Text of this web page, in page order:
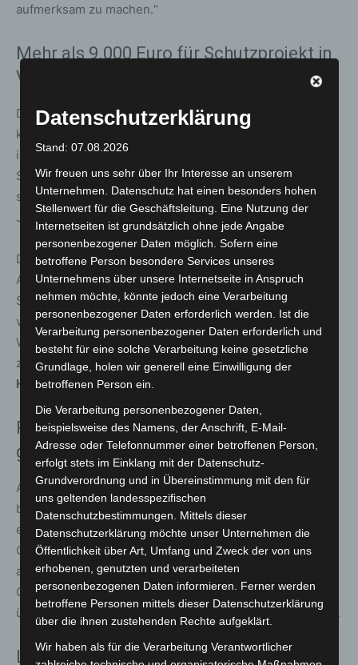
aufmerksam zu machen.“
Mehr als 9.000 Euro für Schutzprojekt in
Vietnam
Durch freiwillige Spenden der ZOO-RUN-Gemeinschaft
kamen insgesamt
zusammen. Das Geld fließt
in ein Schutzprojekt für den Nördlichen Gelbwangen-
Schopfgibbon in Vietnam. Nach Angaben von Casdorff
sind die Bestände dieser Art in den vergangenen 50
Jahren um rund 50 Prozentzurückgegangen.
Das Projekt wird in Kooperation mit der Stiftung
Artenschutz umgesetzt. Ziel ist es, zwei bestehende
Schutzgebiete in Zentralvietnam miteinander zu
verbinden und ein weiteres, bislang wenig erforschtes
Waldgebiet einzubeziehen. So soll ein
zusammenhängender Lebensraum von über120.000
Hektarfür die Gibbons entstehen.
Rückkehr der Gibbons nach Hannover
geplant
Auch im Erlebnis-Zoo selbst wird das Thema sichtbar
bleiben. Mit der Erweiterung des Dschungelpalastes
entsteht derzeit ein neues Kletterareal, in das künftig
Gibbons einziehen sollen. „Wir freuen uns wirklich sehr
auf die Rückkehr der Gibbons mit ihrem einzigartigen
Gesang“, so Casdorff. Das neue Areal soll umfassend
über Lebensweise und Bedrohung der Tiere informieren.
Laufstrecke quer durch den Zoo
Datenschutzerklärung
Stand: 07.08.2026
Wir freuen uns sehr über Ihr Interesse an unserem
Unternehmen. Datenschutz hat einen besonders hohen
Stellenwert für die Geschäftsleitung. Eine Nutzung der
Internetseiten ist grundsätzlich ohne jede Angabe
personenbezogener Daten möglich. Sofern eine
betroffene Person besondere Services unseres
Unternehmens über unsere Internetseite in Anspruch
nehmen möchte, könnte jedoch eine Verarbeitung
personenbezogener Daten erforderlich werden. Ist die
Verarbeitung personenbezogener Daten erforderlich und
besteht für eine solche Verarbeitung keine gesetzliche
Grundlage, holen wir generell eine Einwilligung der
betroffenen Person ein.
Die Verarbeitung personenbezogener Daten,
beispielsweise des Namens, der Anschrift, E-Mail-
Adresse oder Telefonnummer einer betroffenen Person,
erfolgt stets im Einklang mit der Datenschutz-
Grundverordnung und in Übereinstimmung mit den für
uns geltenden landesspezifischen
Datenschutzbestimmungen. Mittels dieser
Datenschutzerklärung möchte unser Unternehmen die
Öffentlichkeit über Art, Umfang und Zweck der von uns
erhobenen, genutzten und verarbeiteten
personenbezogenen Daten informieren. Ferner werden
betroffene Personen mittels dieser Datenschutzerklärung
über die ihnen zustehenden Rechte aufgeklärt.
Wir haben als für die Verarbeitung Verantwortlicher